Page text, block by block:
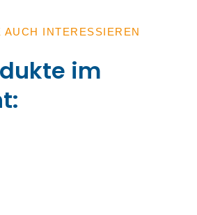
INTERESSIEREN
im